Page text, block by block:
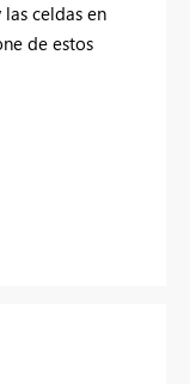
celdas en
de estos